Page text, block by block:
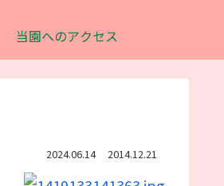
当園へのアクセス
2024.06.14 2014.12.21